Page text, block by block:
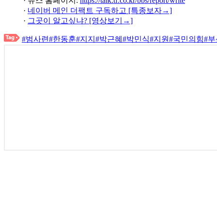
· 네이버 메인 더팩트 구독하고 [특종보자→]
· 그곳이 알고싶냐? [영상보기→]
#범사련#한동훈#지지 #박근혜 #박민식#지원#국민의힘#